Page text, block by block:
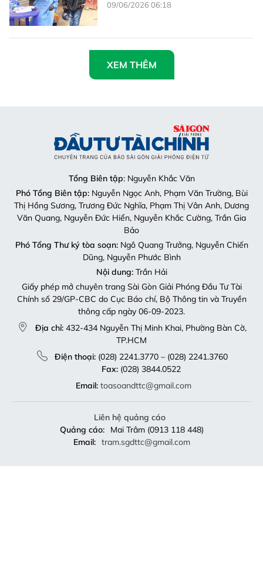
09/06/2026 06:18
XEM THÊM
Tổng Biên tập: Nguyễn Khắc Văn
Phó Tổng Biên tập:Nguyễn Ngọc Anh, Phạm Văn Trường, Bùi
Thị Hồng Sương, Trương Đức Nghĩa, Phạm Thị Vân Anh, Dương
Văn Quang, Nguyễn Đức Hiển, Nguyễn Khắc Cường, Trần Gia
Bảo
Phó Tổng Thư ký tòa soạn:Ngô Quang Trưởng, Nguyễn Chiến
Dũng, Nguyễn Phước Bình
Nội dung:Trần Hải
Giấy phép mở chuyên trang Sài Gòn Giải Phóng Đầu Tư Tài
Chính số 29/GP-CBC do Cục Báo chí, Bộ Thông tin và Truyền
thông cấp ngày 06-09-2023.
Địa chỉ: 432-434 Nguyễn Thị Minh Khai, Phường Bàn Cờ,
TP.HCM
Điện thoại:(028) 2241.3770 – (028) 2241.3760
Fax:(028) 3844.0522
Email: toasoandttc@gmail.com
Liên hệ quảng cáo
Quảng cáo:
Mai Trâm (0913 118 448)
Email: tram.sgdttc@gmail.com